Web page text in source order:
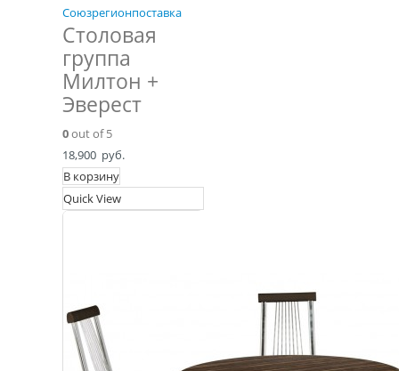
Союзрегионпоставка
Столовая
группа
Милтон +
Эверест
0out of 5
18,900 руб.
В корзину
Quick View